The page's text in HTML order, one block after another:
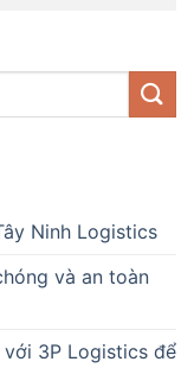
Ninh Logistics
và an toàn
3P Logistics để